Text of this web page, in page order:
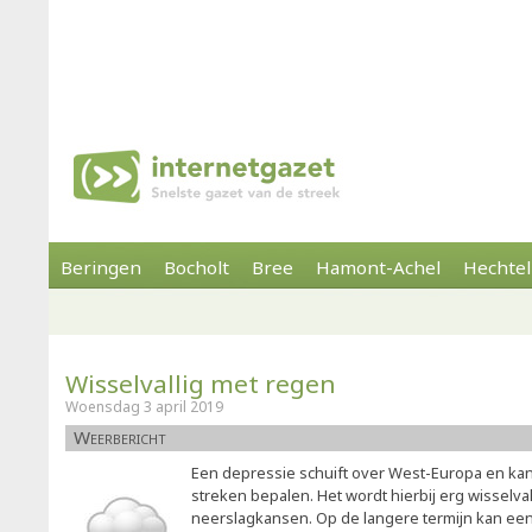
Beringen Bocholt Bree Hamont-Achel
Wisselvallig met regen
Woensdag 3 april 2019
Weerbericht
Een depressie schuift over West-Europa en
streken bepalen. Het wordt hierbij erg
neerslagkansen. Op de langere termijn kan